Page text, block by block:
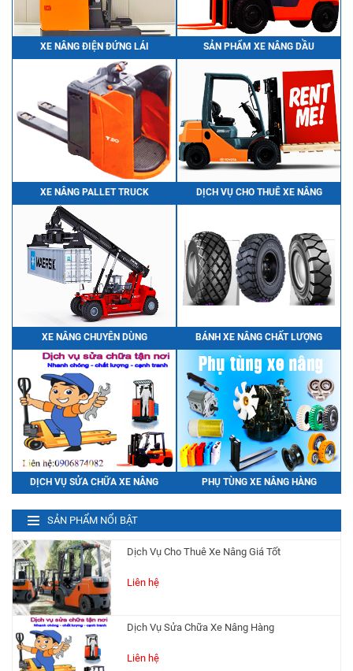
XE NÂNG ĐIỆN ĐỨNG LÁI SẢN PHẨM XE NÂNG DẦU
XE NÂNG PALLET TRUCK DỊCH VỤ CHO THUÊ XE NÂNG
XE NÂNG CHUYÊN DÙNG BÁNH XE NÂNG CHẤT LƯỢNG
DỊCH VỤ SỬA CHỮA XE NÂNG PHỤ TÙNG XE NÂNG HÀNG
SẢN PHẨM NỔI BẬT
Bình Điện (Ắc Quy) Xe Nâng HITACHI VSFL201
Ah48V
Liên hệ
Bình Điện (Ắc Quy) Xe Nâng HITACHI
VSFL280Ah 48V
Liên hệ
Liên hệ
Dịch Vụ Sửa Chữa Xe Nâng Hàng
Xe Nâng Dầu 2.5 Tấn Komatsu